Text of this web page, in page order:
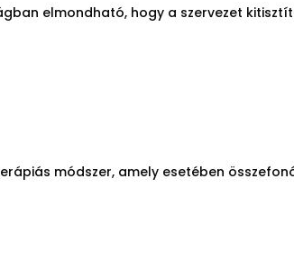
elmondható, hogy a szervezet
módszer, amely esetében